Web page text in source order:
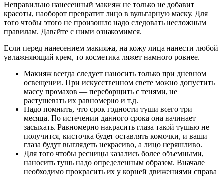
Неправильно нанесенный макияж не только не добавит
красоты, наоборот превратит лицо в вульгарную маску. Для
того чтобы этого не произошло надо следовать несложным
правилам. Давайте с ними ознакомимся.
Если перед нанесением макияжа, на кожу лица нанести любой
увлажняющий крем, то косметика ляжет намного ровнее.
Макияж всегда следует наносить только при дневном
освещении. При искусственном свете можно допустить
массу промахов — переборщить с тенями, не
растушевать их равномерно и т.д.
Надо помнить, что срок годности туши всего три
месяца. По истечении данного срока она начинает
засыхать. Равномерно накрасить глаза такой тушью не
получится, кисточка будет оставлять комочки, и ваши
глаза будут выглядеть некрасиво, а лицо неряшливо.
Для того чтобы ресницы казались более объемными,
наносить тушь надо определенным образом. Вначале
необходимо прокрасить их у корней движениями справа